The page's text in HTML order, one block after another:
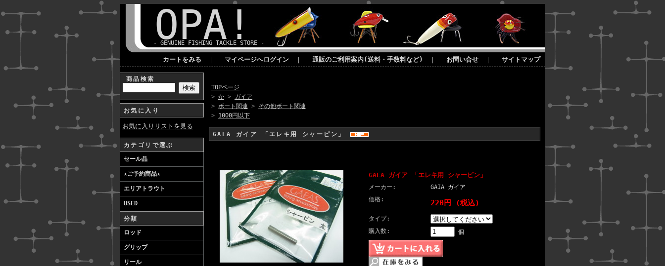
OPA!
- GENUINE FISHING TACKLE STORE -
カートをみる ｜ マイページへログイン ｜ 通販のご利用案内(送料・手数料など) ｜ お問い合せ ｜ サイトマップ
商品検索
お気に入り
お気に入りリストを見る
カテゴリで選ぶ
セール品
★ご予約商品★
エリアトラウト
USED
分類
ロッド
グリップ
リール
TOPページ
> か > ガイア
> ボート関連 > その他ボート関連
> 1000円以下
GAEA ガイア 「エレキ用 シャーピン」
GAEA ガイア 「エレキ用 シャーピン」
メーカー:
GAIA ガイア
価格:
220円 (税込)
タイプ:
購入数:
個